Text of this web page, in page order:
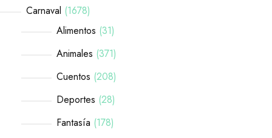
Carnaval 1678
Alimentos 31
Animales 371
Cuentos 208
Deportes 28
Fantasía 178